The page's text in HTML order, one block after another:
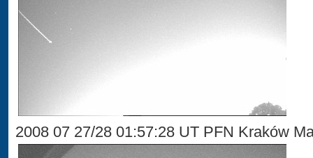
2008 07 27/28 01:57:28 UT PFN Kraków